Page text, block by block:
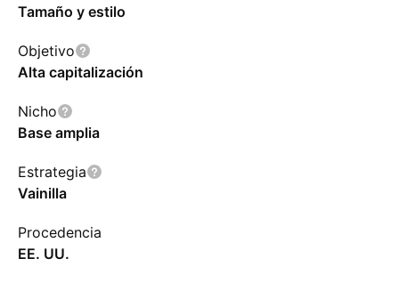
Tamaño y estilo
Objetivo
Alta capitalización
Nicho
Base amplia
Estrategia
Vainilla
Procedencia
EE. UU.